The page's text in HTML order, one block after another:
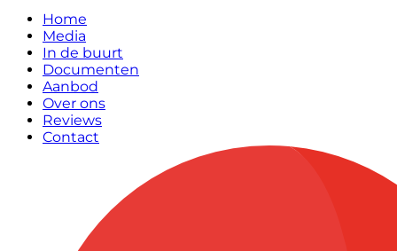
Home
Media
In de buurt
Documenten
Aanbod
Over ons
Reviews
Contact